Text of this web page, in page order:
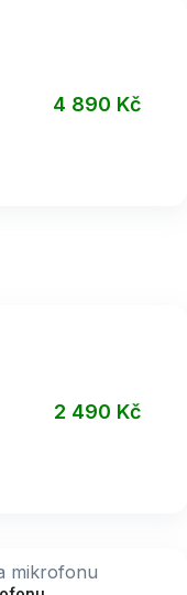
4 890 Kč
2 490 Kč